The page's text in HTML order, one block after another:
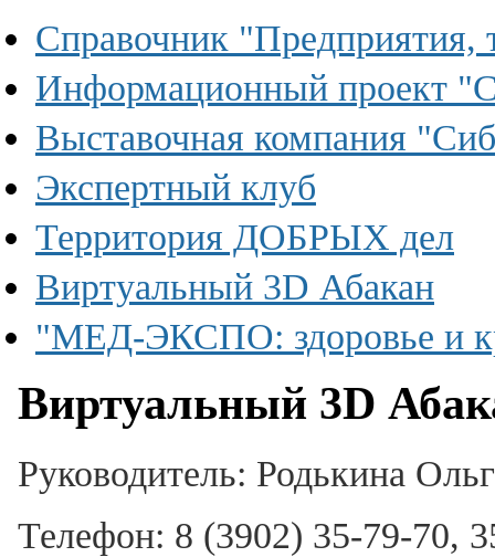
Справочник "Предприятия,
Информационный проект
Выставочная компания
Экспертный клуб
Территория ДОБРЫХ дел
Виртуальный 3D Абакан
"МЕД-ЭКСПО: здоровье и
Виртуальный 3D
Руководитель: Родькина
Телефон: 8 (3902) 35-79-70,